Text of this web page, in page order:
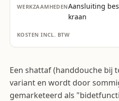
Aansluiting
kraan
Een shattaf (handdouche bij
variant en wordt door
gemarketeerd als